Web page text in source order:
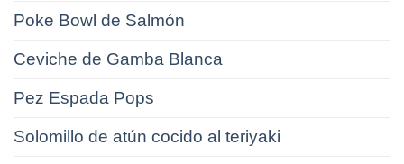
Poke Bowl de Salmón
Ceviche de Gamba Blanca
Pez Espada Pops
Solomillo de atún cocido al teriyaki